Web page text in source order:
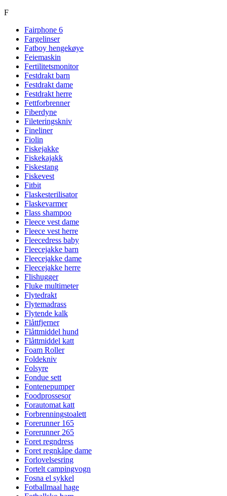
F
Fairphone 6
Fargelinser
Fatboy hengekøye
Feiemaskin
Fertilitetsmonitor
Festdrakt barn
Festdrakt dame
Festdrakt herre
Fettforbrenner
Fiberdyne
Fileteringskniv
Fineliner
Fiolin
Fiskejakke
Fiskekajakk
Fiskestang
Fiskevest
Fitbit
Flaskesterilisator
Flaskevarmer
Flass shampoo
Fleece vest dame
Fleece vest herre
Fleecedress baby
Fleecejakke barn
Fleecejakke dame
Fleecejakke herre
Flishugger
Fluke multimeter
Flytedrakt
Flytemadrass
Flytende kalk
Flåttfjerner
Flåttmiddel hund
Flåttmiddel katt
Foam Roller
Foldekniv
Folsyre
Fondue sett
Fontenepumper
Foodprossesor
Forautomat katt
Forbrenningstoalett
Forerunner 165
Forerunner 265
Foret regndress
Foret regnkåpe dame
Forlovelsesring
Fortelt campingvogn
Fosna el sykkel
Fotballmaal hage